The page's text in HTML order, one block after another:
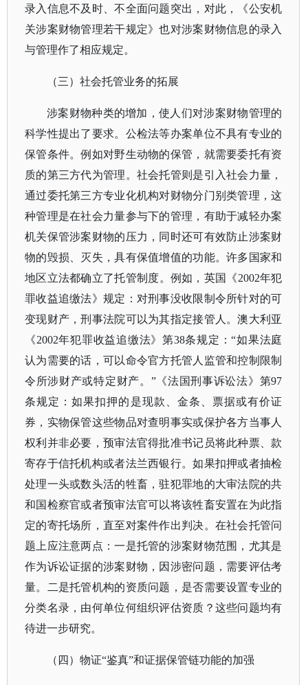
录入信息不及时、不全面问题突出，对此，《公安机
关涉案财物管理若干规定》也对涉案财物信息的录入
与管理作了相应规定。
（三）社会托管业务的拓展
涉案财物种类的增加，使人们对涉案财物管理的
科学性提出了要求。公检法等办案单位不具有专业的
保管条件。例如对野生动物的保管，就需要委托有资
质的第三方代为管理。社会托管则是引入社会力量，
通过委托第三方专业化机构对财物分门别类管理，这
种管理是在社会力量参与下的管理，有助于减轻办案
机关保管涉案财物的压力，同时还可有效防止涉案财
物的毁损、灭失，具有保值增值的功能。许多国家和
地区立法都确立了托管制度。例如，英国《2002年犯
罪收益追缴法》规定：对刑事没收限制令所针对的可
变现财产，刑事法院可以为其指定接管人。澳大利亚
《2002年犯罪收益追缴法》第38条规定：“如果法庭
认为需要的话，可以命令官方托管人监管和控制限制
令所涉财产或特定财产。”《法国刑事诉讼法》第97
条规定：如果扣押的是现款、金条、票据或有价证
券，实物保管这些物品对查明事实或保护各方当事人
权利并非必要，预审法官得批准书记员将此种票、款
寄存于信托机构或者法兰西银行。如果扣押或者抽检
处理一头或数头活的牲畜，驻犯罪地的大审法院的共
和国检察官或者预审法官可以将该牲畜安置在为此指
定的寄托场所，直至对案件作出判决。在社会托管问
题上应注意两点：一是托管的涉案财物范围，尤其是
作为诉讼证据的涉案财物，因涉密问题，需要评估考
量。二是托管机构的资质问题，是否需要设置专业的
分类名录，由何单位何组织评估资质？这些问题均有
待进一步研究。
（四）物证“鉴真”和证据保管链功能的加强